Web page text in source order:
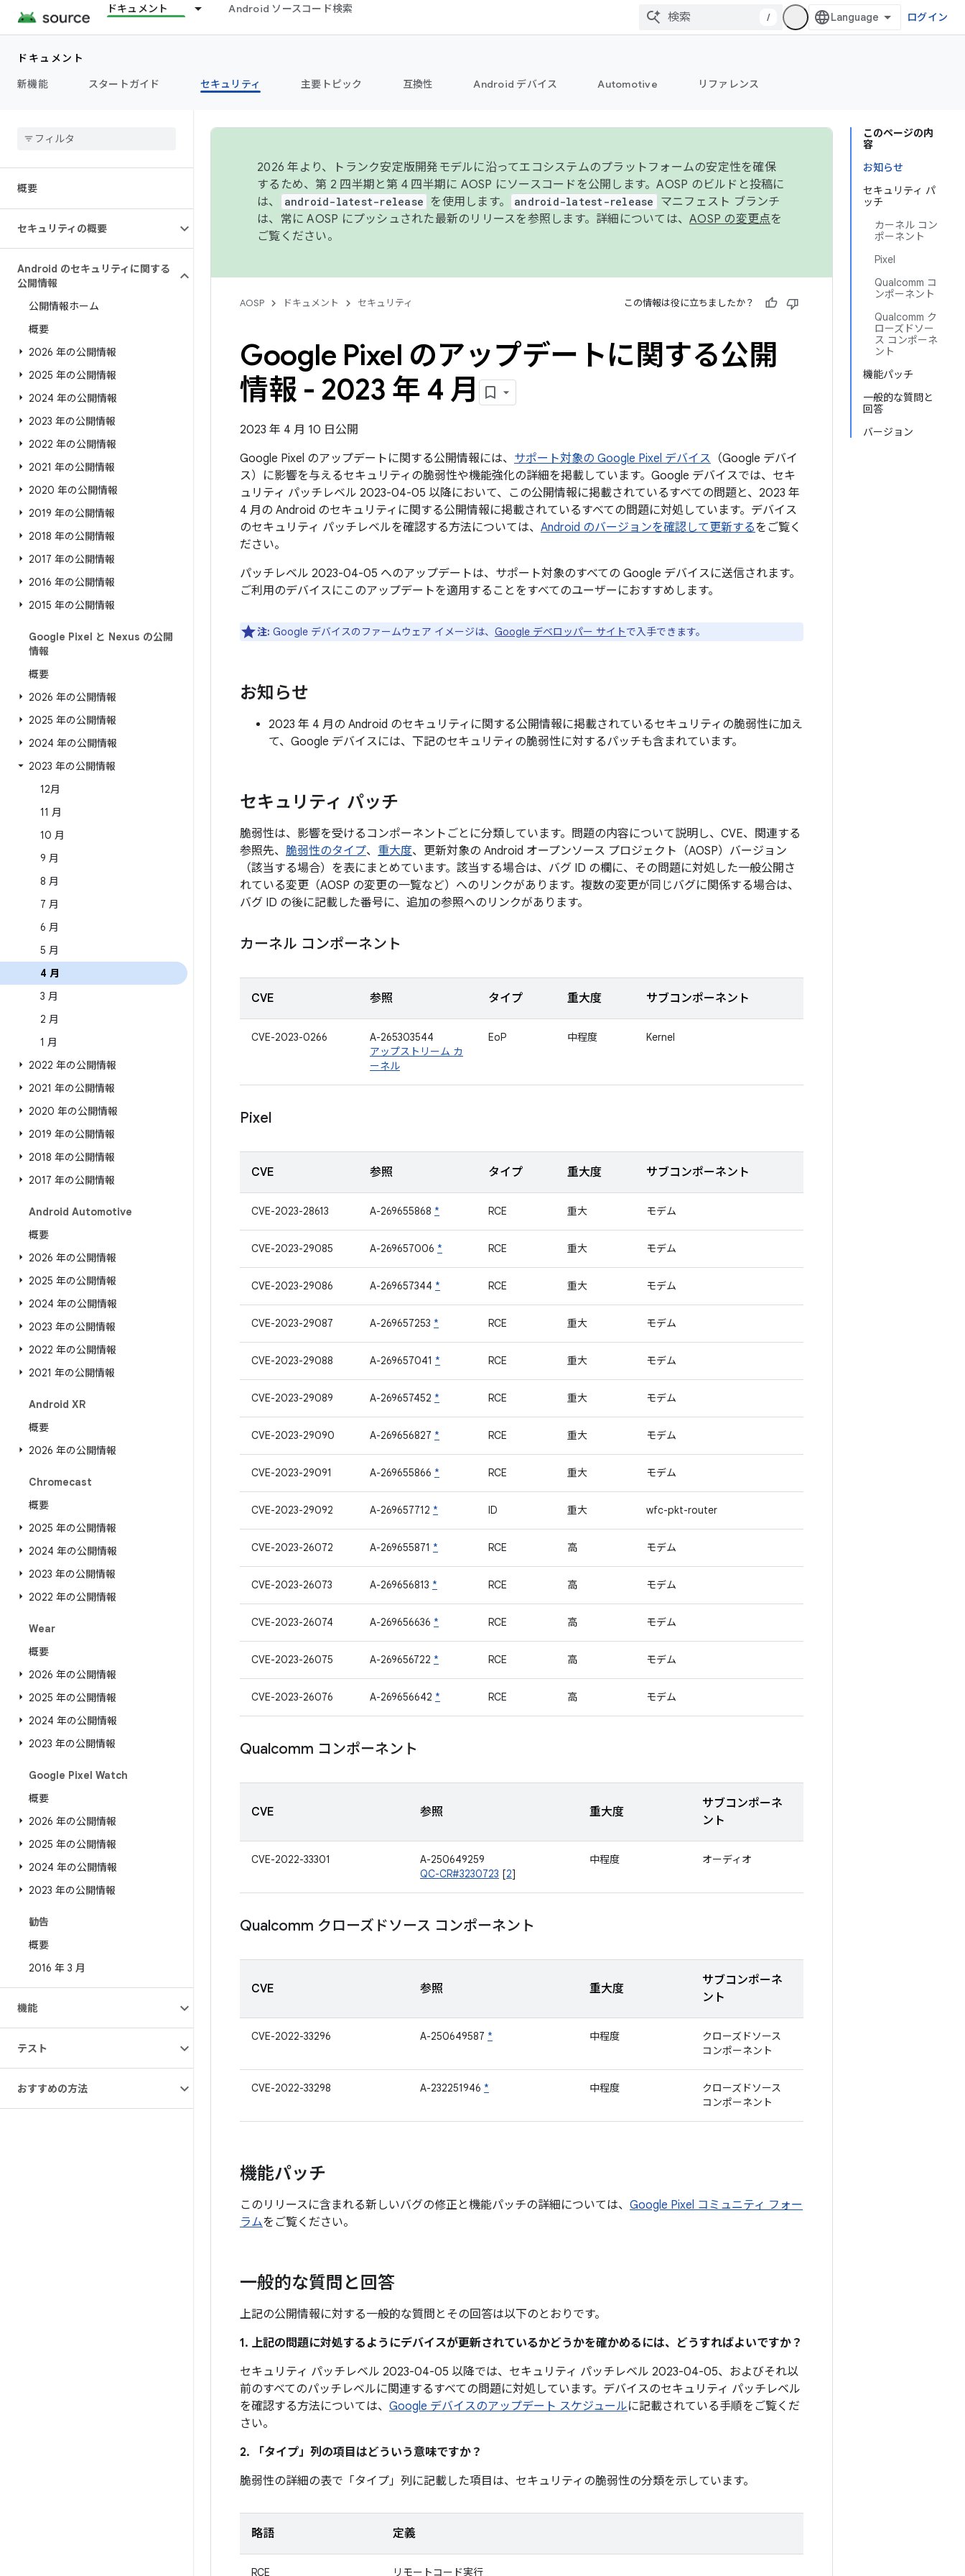
ドキュメント Android ソースコード検索
/ ログイン
ドキュメント
新機能
スタートガイド セキュリティ 主要トピック 互換性 Android デバイス Automotive リファレンス
概要
セキュリティの概要
Android のセキュリティに関する
公開情報
公開情報ホーム
概要
2026 年の公開情報
2025 年の公開情報
2024 年の公開情報
2023 年の公開情報
2022 年の公開情報
2021 年の公開情報
2020 年の公開情報
2019 年の公開情報
2018 年の公開情報
2017 年の公開情報
2016 年の公開情報
2015 年の公開情報
Google Pixel と Nexus の公開
情報
概要
2026 年の公開情報
2025 年の公開情報
2024 年の公開情報
2023 年の公開情報
12月
11 月
10 月
9 月
8 月
7 月
6 月
5 月
4 月
3 月
2 月
1 月
2022 年の公開情報
2021 年の公開情報
2020 年の公開情報
2019 年の公開情報
2018 年の公開情報
2017 年の公開情報
Android Automotive
概要
2026 年の公開情報
2025 年の公開情報
2024 年の公開情報
2023 年の公開情報
2022 年の公開情報
2021 年の公開情報
Android XR
概要
2026 年の公開情報
Chromecast
概要
2025 年の公開情報
2024 年の公開情報
2023 年の公開情報
2022 年の公開情報
Wear
概要
2026 年の公開情報
2025 年の公開情報
2024 年の公開情報
2023 年の公開情報
Google Pixel Watch
概要
2026 年の公開情報
2025 年の公開情報
2024 年の公開情報
2023 年の公開情報
勧告
概要
2016 年 3 月
機能
テスト
おすすめの方法
このページの内
容
お知らせ
セキュリティ パ
ッチ
カーネル コン
ポーネント
Pixel
Qualcomm コ
ンポーネント
Qualcomm ク
ローズドソー
ス コンポーネ
ント
機能パッチ
一般的な質問と
回答
バージョン
2026 年より、トランク安定版開発モデルに沿ってエコシステムのプラットフォームの安定性を確保
するため、第 2 四半期と第 4 四半期に AOSP にソースコードを公開します。AOSP のビルドと投稿に
は、
android-latest-release を使用します。 android-latest-release
マニフェスト ブランチ
は、常に AOSP にプッシュされた最新のリリースを参照します。詳細については、 AOSP の変更点を
ご覧ください。
AOSP ドキュメント セキュリティ この情報は役に立ちましたか？
Google Pixel のアップデートに関する公開
情報 - 2023 年 4 月
2023 年 4 月 10 日公開
Google Pixel のアップデートに関する公開情報には、 サポート対象の Google Pixel デバイス （Google デバイ
ス）に影響を与えるセキュリティの脆弱性や機能強化の詳細を掲載しています。Google デバイスでは、セキ
ュリティ パッチレベル 2023-04-05 以降において、この公開情報に掲載されているすべての問題と、2023 年
4 月の Android のセキュリティに関する公開情報に掲載されているすべての問題に対処しています。デバイス
のセキュリティ パッチレベルを確認する方法については、 Android のバージョンを確認して更新するをご覧く
ださい。
パッチレベル 2023-04-05 へのアップデートは、サポート対象のすべての Google デバイスに送信されます。
ご利用のデバイスにこのアップデートを適用することをすべてのユーザーにおすすめします。
注: Google デバイスのファームウェア イメージは、 Google デベロッパー サイトで入手できます。
お知らせ
2023 年 4 月の Android のセキュリティに関する公開情報に掲載されているセキュリティの脆弱性に加え
て、Google デバイスには、下記のセキュリティの脆弱性に対するパッチも含まれています。
セキュリティ パッチ
脆弱性は、影響を受けるコンポーネントごとに分類しています。問題の内容について説明し、CVE、関連する
参照先、 脆弱性のタイプ、 重大度、更新対象の Android オープンソース プロジェクト（AOSP）バージョン
（該当する場合）を表にまとめています。該当する場合は、バグ ID の欄に、その問題に対処した一般公開さ
れている変更（AOSP の変更の一覧など）へのリンクがあります。複数の変更が同じバグに関係する場合は、
バグ ID の後に記載した番号に、追加の参照へのリンクがあります。
カーネル コンポーネント
CVE 参照 タイプ 重大度 サブコンポーネント
CVE-2023-0266
A-265303544
アップストリーム カ
ーネル
EoP 中程度 Kernel
Pixel
CVE 参照 タイプ 重大度 サブコンポーネント
CVE-2023-28613 A-269655868 * RCE 重大 モデム
CVE-2023-29085 A-269657006 * RCE 重大 モデム
CVE-2023-29086 A-269657344 * RCE 重大 モデム
CVE-2023-29087 A-269657253 * RCE 重大 モデム
CVE-2023-29088 A-269657041 * RCE 重大 モデム
CVE-2023-29089 A-269657452 * RCE 重大 モデム
CVE-2023-29090 A-269656827 * RCE 重大 モデム
CVE-2023-29091 A-269655866 * RCE 重大 モデム
CVE-2023-29092 A-269657712 * ID 重大 wfc-pkt-router
CVE-2023-26072 A-269655871 * RCE 高 モデム
CVE-2023-26073 A-269656813 * RCE 高 モデム
CVE-2023-26074 A-269656636 * RCE 高 モデム
CVE-2023-26075 A-269656722 * RCE 高 モデム
CVE-2023-26076 A-269656642 * RCE 高 モデム
Qualcomm コンポーネント
CVE 参照 重大度
サブコンポーネ
ント
CVE-2022-33301
A-250649259
QC-CR#3230723 [2]
中程度 オーディオ
Qualcomm クローズドソース コンポーネント
CVE 参照 重大度
サブコンポーネ
ント
CVE-2022-33296 A-250649587 * 中程度
クローズドソース
コンポーネント
CVE-2022-33298 A-232251946 * 中程度
クローズドソース
コンポーネント
機能パッチ
このリリースに含まれる新しいバグの修正と機能パッチの詳細については、 Google Pixel コミュニティ フォー
ラムをご覧ください。
一般的な質問と回答
上記の公開情報に対する一般的な質問とその回答は以下のとおりです。
1. 上記の問題に対処するようにデバイスが更新されているかどうかを確かめるには、どうすればよいですか？
セキュリティ パッチレベル 2023-04-05 以降では、セキュリティ パッチレベル 2023-04-05、およびそれ以
前のすべてのパッチレベルに関連するすべての問題に対処しています。デバイスのセキュリティ パッチレベル
を確認する方法については、 Google デバイスのアップデート スケジュールに記載されている手順をご覧くだ
さい。
2. 「タイプ」 列の項目はどういう意味ですか？
脆弱性の詳細の表で「タイプ」 列に記載した項目は、セキュリティの脆弱性の分類を示しています。
略語 定義
RCE リモートコード実行